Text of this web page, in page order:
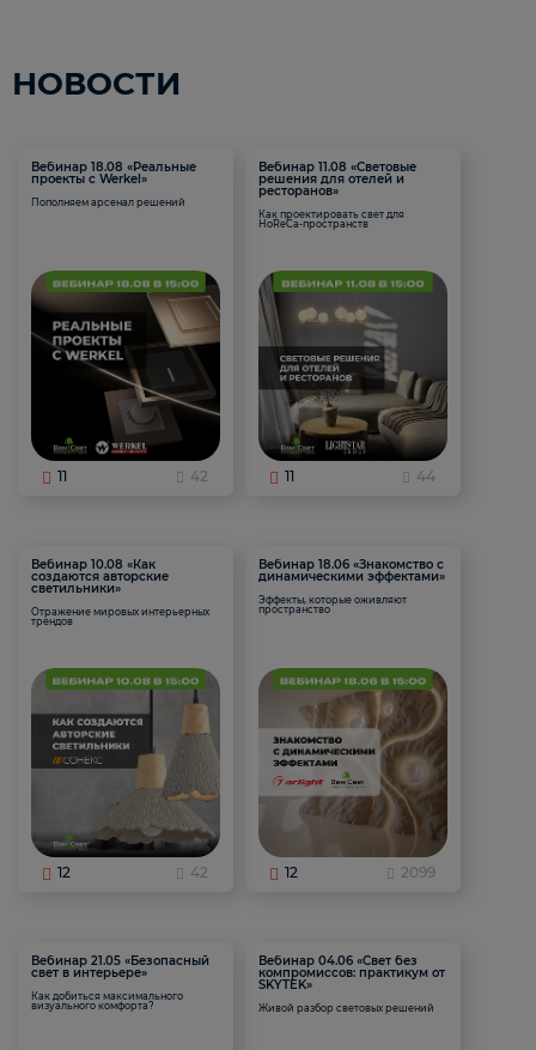
НОВОСТИ
Вебинар 18.08 «Реальные
проекты с Werkel»
Пополняем арсенал решений
11 42
Вебинар 11.08 «Световые
решения для отелей и
ресторанов»
Как проектировать свет для
HoReCa-пространств
11 44
Вебинар 10.08 «Как
создаются авторские
светильники»
Отражение мировых интерьерных
трендов
12 42
Вебинар 18.06 «Знакомство с
динамическими эффектами»
Эффекты, которые оживляют
пространство
12 2099
Вебинар 21.05 «Безопасный
свет в интерьере»
Как добиться максимального
визуального комфорта?
Вебинар 04.06 «Свет без
компромиссов: практикум от
SKYTEK»
Живой разбор световых решений